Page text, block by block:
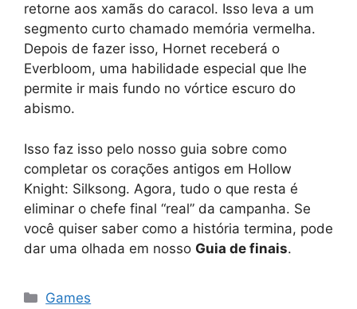
retorne aos xamãs do caracol. Isso leva a um
segmento curto chamado memória vermelha.
Depois de fazer isso, Hornet receberá o
Everbloom, uma habilidade especial que lhe
permite ir mais fundo no vórtice escuro do
abismo.
Isso faz isso pelo nosso guia sobre como
completar os corações antigos em Hollow
Knight: Silksong. Agora, tudo o que resta é
eliminar o chefe final “real” da campanha. Se
você quiser saber como a história termina, pode
dar uma olhada em nosso Guia de finais.
Categorias
Games